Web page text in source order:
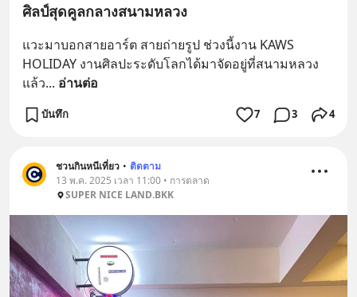
ศิลป์สุดคูลกลางสนามหลวง
แวะมาบอกสายอาร์ต สายถ่ายรูป ช่วงนี้งาน KAWS
HOLIDAY งานศิลปะระดับโลกได้มาจัดอยู่ที่สนามหลวง
แล้ว... อ่านต่อ
บันทึก 7 3 4
ชวนกินหนีเที่ยว • ติดตาม
13 พ.ค. 2025 เวลา 11:00 • การตลาด
SUPER NICE LAND.BKK